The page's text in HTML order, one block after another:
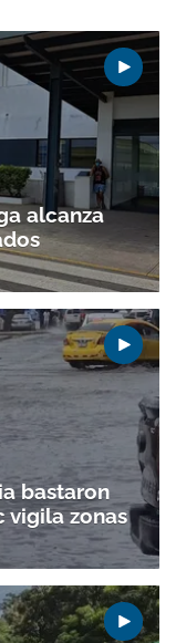
alcanza
bastaron
vigila zonas